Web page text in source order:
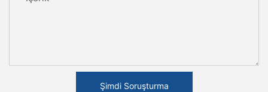
Şimdi Soruşturma